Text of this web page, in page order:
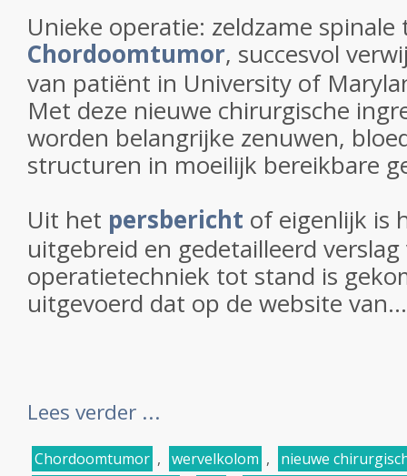
Unieke operatie: zeldzame
Chordoomtumor, succesvol
van patiënt in University of
Met deze nieuwe chirurgische
worden belangrijke zenuwen,
structuren in moeilijk bereikbare
Uit het persbericht of eigenlijk is
uitgebreid en gedetailleerd
operatietechniek tot stand is
uitgevoerd dat op de website van...
Lees verder ...
Chordoomtumor , wervelkolom ,
nieuwe